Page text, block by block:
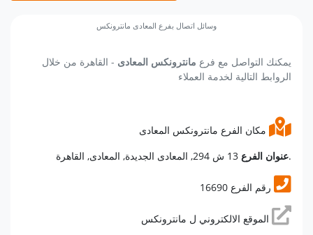
وسائل اتصال بفرع المعادى مانترونكس
يمكنك التواصل مع فرع مانترونكس المعادى - القاهرة من خلال
الروابط التالية لخدمة العملاء
عنوان الفرع13 ش 294, المعادى الجديدة, المعادى, القاهرة.